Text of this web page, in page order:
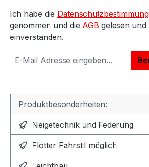
Ich habe die
genommen und die AGB gelesen
einverstanden.
Produktbesonderheiten:
Neigetechnik und Federung
Flotter Fahrstil möglich